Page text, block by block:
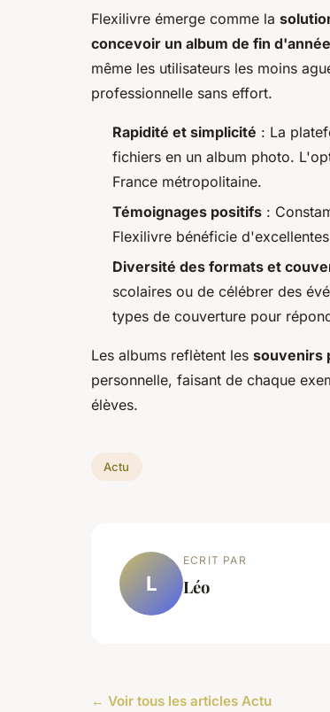
Flexilivre émerge comme la
concevoir un album de fin
même les utilisateurs les moins
professionnelle sans effort.
Rapidité et simplicité : La
fichiers en un album photo.
France métropolitaine.
Témoignages positifs :
Flexilivre bénéficie
Diversité des formats et
scolaires ou de célébrer des
types de couverture pour
Les albums reflètent les souvenirs
personnelle, faisant de chaque
élèves.
Actu
L
ECRIT PAR
Léo
← Voir tous les articles Actu